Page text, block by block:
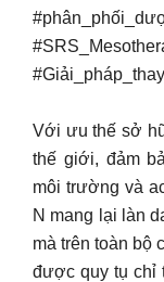
Với ưu thế sở
thế giới, đảm
môi trường và
N mang lại làn
mà trên toàn bộ
được quy tụ chỉ